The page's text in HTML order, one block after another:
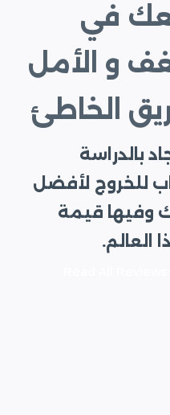
في
و الأمل
الخاطئ
بالدراسة
للخروج لأفضل
وفيها قيمة